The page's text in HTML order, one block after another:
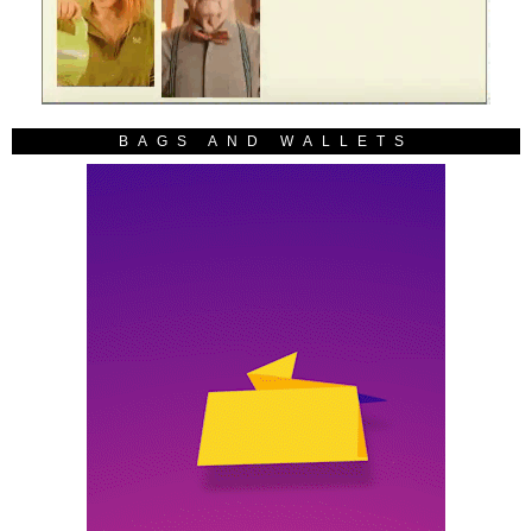
BAGS AND WALLETS